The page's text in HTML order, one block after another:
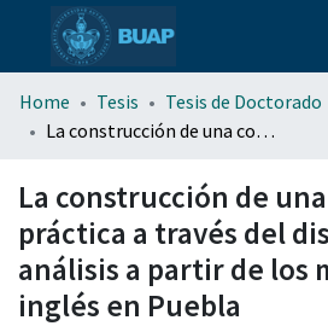
menu.section.about_menu
Home Tesis
Tesis de Doctorado
La construcción de una comunidad de práctica a través del discurso. Un análisis a partir de los maestros de inglés en Puebla
La construcción de
práctica a través del
análisis a partir de los
inglés en Puebla